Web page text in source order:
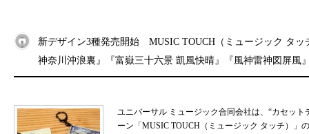
新デザイン3種発売開始 MUSIC TOUCH（ミュージック タッ
神奈川沖浪裏』『富嶽三十六景 凱風快晴』『風神雷神図屏風
ユニバーサル ミュージック合同会社は、“カセッ
ーン「MUSIC TOUCH（ミュージック タッチ）」